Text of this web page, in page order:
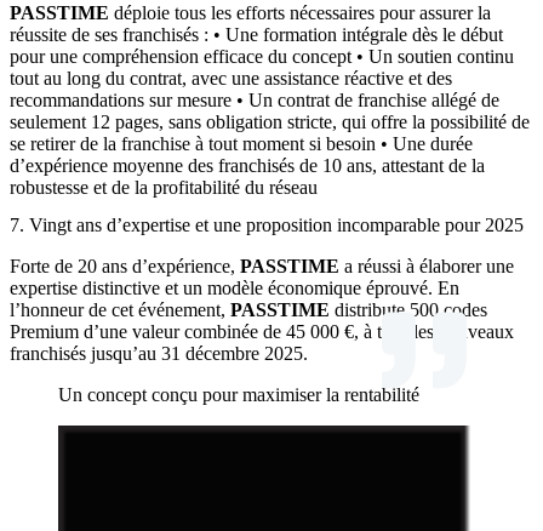
PASSTIME déploie tous les efforts nécessaires pour assurer la
réussite de ses franchisés : • Une formation intégrale dès le début
pour une compréhension efficace du concept • Un soutien continu
tout au long du contrat, avec une assistance réactive et des
recommandations sur mesure • Un contrat de franchise allégé de
seulement 12 pages, sans obligation stricte, qui offre la possibilité de
se retirer de la franchise à tout moment si besoin • Une durée
d’expérience moyenne des franchisés de 10 ans, attestant de la
robustesse et de la profitabilité du réseau
7. Vingt ans d’expertise et une proposition incomparable pour 2025
Forte de 20 ans d’expérience, PASSTIME a réussi à élaborer une
expertise distinctive et un modèle économique éprouvé. En
l’honneur de cet événement, PASSTIME distribute 500 codes
Premium d’une valeur combinée de 45 000 €, à tous les nouveaux
franchisés jusqu’au 31 décembre 2025.
Un concept conçu pour maximiser la rentabilité